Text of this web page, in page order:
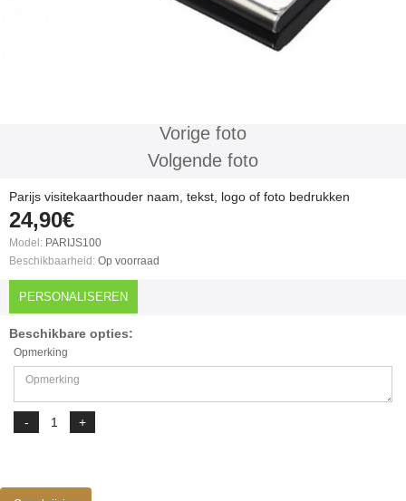
Vorige foto
Volgende foto
Parijs visitekaarthouder naam, tekst, logo of foto bedrukken
24,90€
Model: PARIJS100
Beschikbaarheid: Op voorraad
PERSONALISEREN
Beschikbare opties:
Opmerking